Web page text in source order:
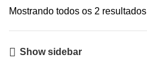
Mostrando todos os 2 resultados
Show sidebar